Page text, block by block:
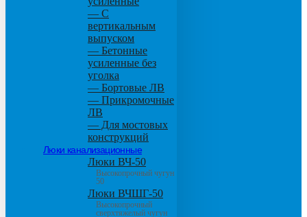
— С
вертикальным
выпуском
— Бетонные
усиленные без
уголка
— Бортовые ЛВ
— Прикромочные
ЛВ
— Для мостовых
конструкций
Люки канализационные
Люки ВЧ-50
Высокопрочный чугун
50
Люки ВЧШГ-50
Высокопрочный
сверхтяжелый чугун